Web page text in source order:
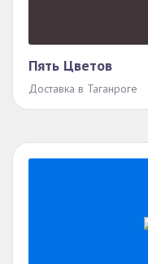
Пять Цветов
Доставка в Таганроге